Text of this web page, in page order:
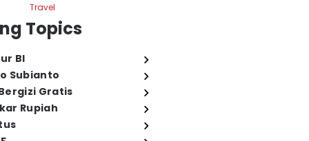
Travel
Topics
BI
Subianto
Gratis
Rupiah